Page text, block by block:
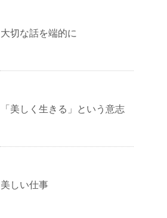
大切な話を端的に
「美しく生きる」という意志
美しい仕事